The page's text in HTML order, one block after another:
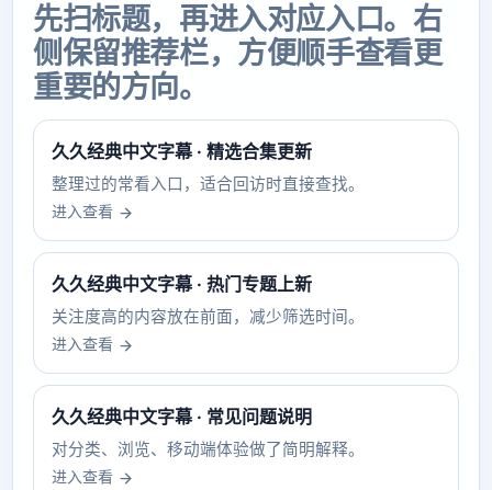
先扫标题，再进入对应入口。右
侧保留推荐栏，方便顺手查看更
重要的方向。
久久经典中文字幕 · 精选合集更新
整理过的常看入口，适合回访时直接查找。
进入查看
久久经典中文字幕 · 热门专题上新
关注度高的内容放在前面，减少筛选时间。
进入查看
久久经典中文字幕 · 常见问题说明
对分类、浏览、移动端体验做了简明解释。
进入查看